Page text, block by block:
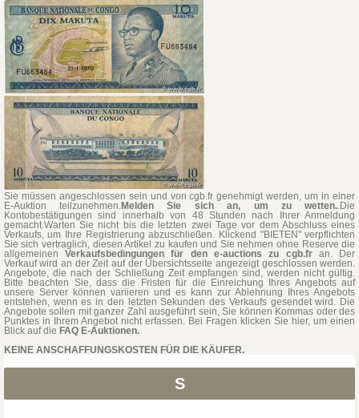
Sie müssen angeschlossen sein und von cgb.fr genehmigt werden, um in einer
E-Auktion teilzunehmen.Melden Sie sich an, um zu wetten..Die
Kontobestätigungen sind innerhalb von 48 Stunden nach Ihrer Anmeldung
gemacht.Warten Sie nicht bis die letzten zwei Tage vor dem Abschluss eines
Verkaufs, um Ihre Registrierung abzuschließen. Klickend "BIETEN" verpflichten
Sie sich vertraglich, diesen Artikel zu kaufen und Sie nehmen ohne Reserve die
allgemeinenVerkaufsbedingungen für den e-auctions zu cgb.fran. Der
Verkauf wird an der Zeit auf der Übersichtsseite angezeigt geschlossen werden.
Angebote, die nach der Schließung Zeit empfangen sind, werden nicht gültig.
Bitte beachten Sie, dass die Fristen für die Einreichung Ihres Angebots auf
unsere Server können variieren und es kann zur Ablehnung Ihres Angebots
entstehen, wenn es in den letzten Sekunden des Verkaufs gesendet wird. Die
Angebote sollen mit ganzer Zahl ausgeführt sein, Sie können Kommas oder des
Punktes in Ihrem Angebot nicht erfassen. Bei Fragen klicken Sie hier, um einen
Blick auf die FAQ E-Auktionen.
KEINE ANSCHAFFUNGSKOSTEN FÜR DIE KÄUFER.
S